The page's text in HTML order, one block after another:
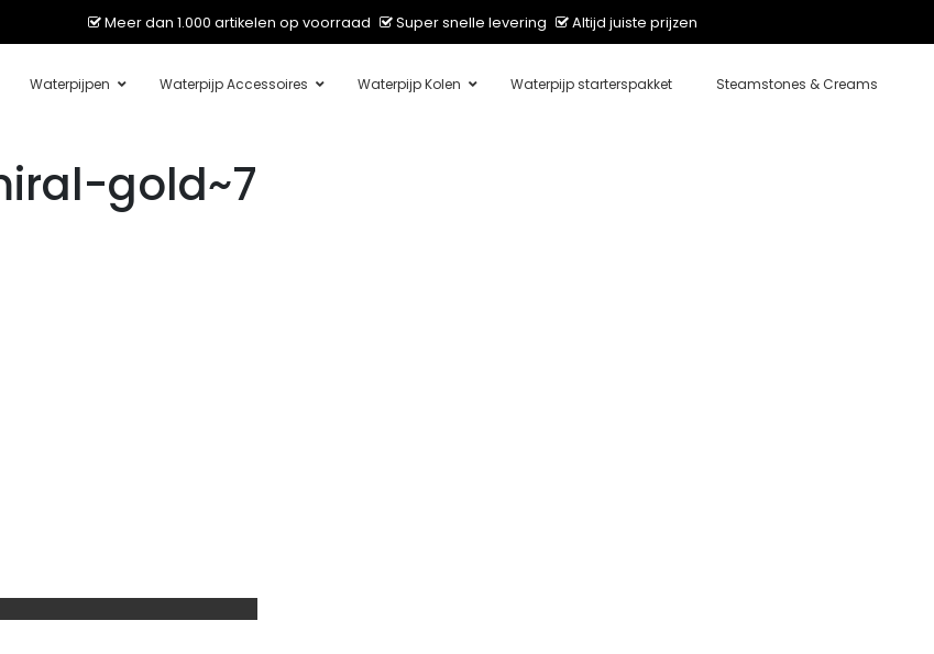
Meer dan 1.000 artikelen op voorraad Super snelle levering Altijd juiste prijzen
Waterpijpen Waterpijp Accessoires Waterpijp Kolen Waterpijp starterspakket Steamstones & Creams
gold~7